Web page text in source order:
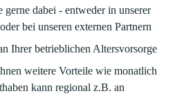
gerne dabei - entweder in unserer
bei unseren externen Partnern
Ihrer betrieblichen Altersvorsorge
weitere Vorteile wie monatlich
kann regional z.B. an